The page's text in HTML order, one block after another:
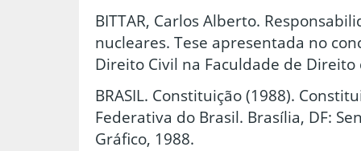
BITTAR, Carlos Alberto.
nucleares. Tese apresentada no
Direito Civil na Faculdade de Direito
BRASIL. Constituição (1988).
Federativa do Brasil. Brasília, DF:
Gráfico, 1988.